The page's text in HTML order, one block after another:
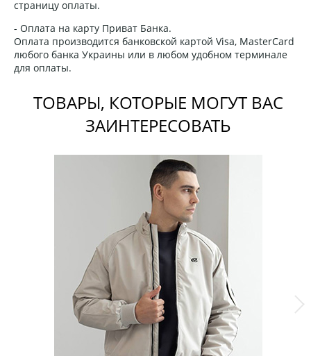
страницу оплаты.
- Оплата на карту Приват Банка.
Оплата производится банковской картой Visa, MasterCard
любого банка Украины или в любом удобном терминале
для оплаты.
ТОВАРЫ, КОТОРЫЕ МОГУТ ВАС
ЗАИНТЕРЕСОВАТЬ